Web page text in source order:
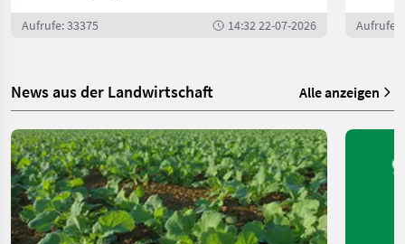
Aufrufe: 33375 14:32 22-07-2026 Aufrufe:
News aus der Landwirtschaft Alle anzeigen